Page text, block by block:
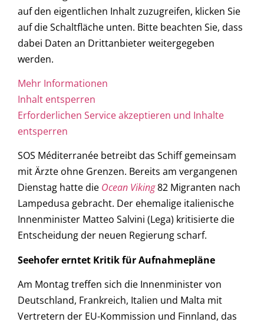
auf den eigentlichen Inhalt zuzugreifen, klicken Sie
auf die Schaltfläche unten. Bitte beachten Sie, dass
dabei Daten an Drittanbieter weitergegeben
werden.
Mehr Informationen
Inhalt entsperren
Erforderlichen Service akzeptieren und Inhalte
entsperren
SOS Méditerranée betreibt das Schiff gemeinsam
mit Ärzte ohne Grenzen. Bereits am vergangenen
Dienstag hatte die Ocean Viking82 Migranten nach
Lampedusa gebracht. Der ehemalige italienische
Innenminister Matteo Salvini (Lega) kritisierte die
Entscheidung der neuen Regierung scharf.
Seehofer erntet Kritik für Aufnahmepläne
Am Montag treffen sich die Innenminister von
Deutschland, Frankreich, Italien und Malta mit
Vertretern der EU-Kommission und Finnland, das